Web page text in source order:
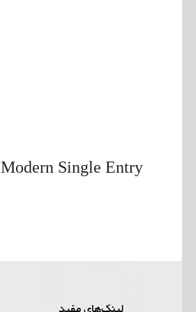
Modern Single Entry